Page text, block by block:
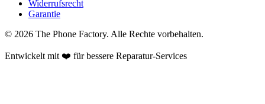
Widerrufsrecht
Garantie
© 2026 The Phone Factory. Alle Rechte vorbehalten.
Entwickelt mit ❤️ für bessere Reparatur-Services